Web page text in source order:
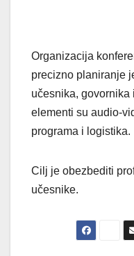
Organizacija
precizno planiranje
učesnika,
elementi su audio-
programa i logistika.
Cilj je obezbediti
učesnike.